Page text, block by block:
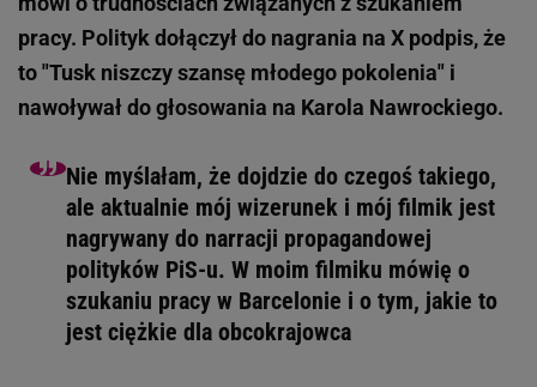
pracy. Polityk dołączył do nagrania na X podpis, że
to "Tusk niszczy szansę młodego pokolenia" i
nawoływał do głosowania na Karola Nawrockiego.
Nie myślałam, że dojdzie do czegoś takiego,
ale aktualnie mój wizerunek i mój filmik jest
nagrywany do narracji propagandowej
polityków PiS-u. W moim filmiku mówię o
szukaniu pracy w Barcelonie i o tym, jakie to
jest ciężkie dla obcokrajowca